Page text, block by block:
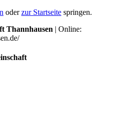
oderzur Startseite springen.
Thannhausen | Online: